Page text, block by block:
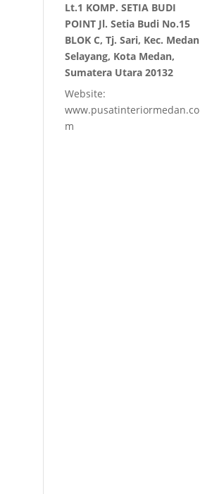
Lt.1 KOMP. SETIA BUDI
POINT Jl. Setia Budi No.15
BLOK C, Tj. Sari, Kec. Medan
Selayang, Kota Medan,
Sumatera Utara 20132
Website:
www.pusatinteriormedan.co
m